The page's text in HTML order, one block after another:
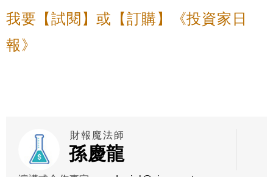
我要【試閱】或【訂購】《投資家日
報》
財報魔法師
孫慶龍